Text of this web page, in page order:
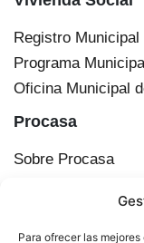
Para ofrecer las
Registro
Programa
Oficina Municipal
Procasa
Sobre Procasa
Información
Órganos de